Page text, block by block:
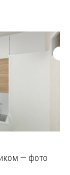
— фото